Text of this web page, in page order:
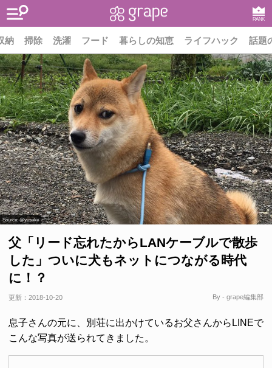
RANK
納 掃除 洗濯 フード 暮らしの知恵 ライフハック 話題
Source:@yusuke
父「リード忘れたからLANケーブルで散歩
した」ついに犬もネットにつながる時代
に！？
更新： 2018-10-20 By - grape編集部
息子さんの元に、別荘に出かけているお父さんからLINEで
こんな写真が送られてきました。